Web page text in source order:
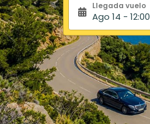
Llegada vuelo
Ago 14 - 12:00